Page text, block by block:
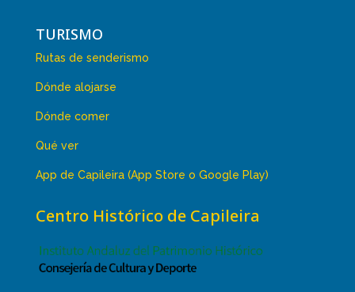
TURISMO
Rutas de senderismo
Dónde alojarse
Dónde comer
Qué ver
App de Capileira (App Store o Google Play)
Centro Histórico de Capileira